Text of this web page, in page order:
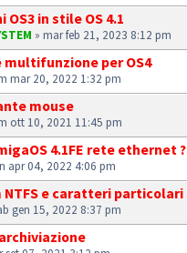
OS3 in stile OS 4.1
» mar feb 21, 2023 8:12 pm
per OS4
mar 20, 2022 1:32 pm
mouse
ott 10, 2021 11:45 pm
4.1FE rete ethernet ?
apr 04, 2022 4:06 pm
e caratteri particolari
gen 15, 2022 8:37 pm